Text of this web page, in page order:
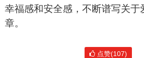
幸福感和安全感，不断谱写关于
章。
点赞(107)